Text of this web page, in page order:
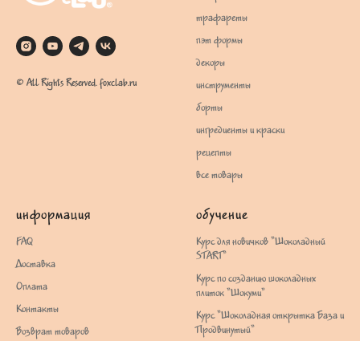
© All Rights Reserved. foxclab.ru
трафареты
пэт формы
декоры
инструменты
борты
ингредиенты и краски
рецепты
все товары
информация
FAQ
Доставка
Оплата
Контакты
Возврат товаров
обучение
Курс для новичков "Шоколадный
START"
Курс по созданию шоколадных
плиток "Шокуми"
Курс "Шоколадная открытка База и
Продвинутый"